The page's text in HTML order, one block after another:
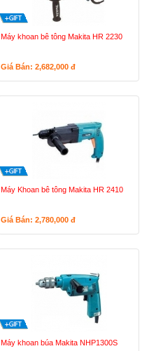
Máy khoan bê tông Makita HR 2230
Giá Bán: 2,682,000 đ
Máy Khoan bê tông Makita HR 2410
Giá Bán: 2,780,000 đ
Máy khoan búa Makita NHP1300S